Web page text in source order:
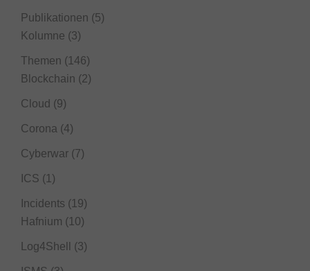
Publikationen (5)
Kolumne (3)
Themen (146)
Blockchain (2)
Cloud (9)
Corona (4)
Cyberwar (7)
ICS (1)
Incidents (19)
Hafnium (10)
Log4Shell (3)